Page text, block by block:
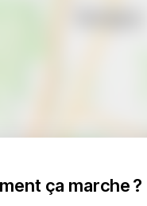
ça marche ?